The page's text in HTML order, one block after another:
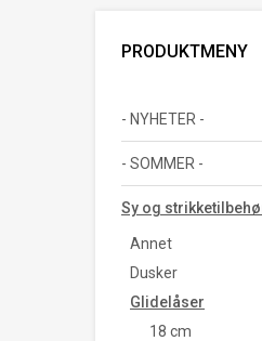
PRODUKTMENY
- NYHETER -
- SOMMER -
Sy og
Annet
Dusker
Glidelåser
18 cm